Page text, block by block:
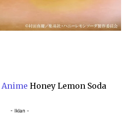
Anime Honey Lemon Soda
- Iklan -